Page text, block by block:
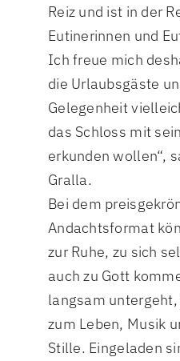
Reiz und ist in der
Eutinerinnen und
Ich freue mich
die Urlaubsgäste
Gelegenheit
das Schloss mit
erkunden wollen“,
Gralla.
Bei dem
Andachtsformat
zur Ruhe, zu sich
auch zu Gott
langsam
zum Leben, Musik
Stille. Eingeladen